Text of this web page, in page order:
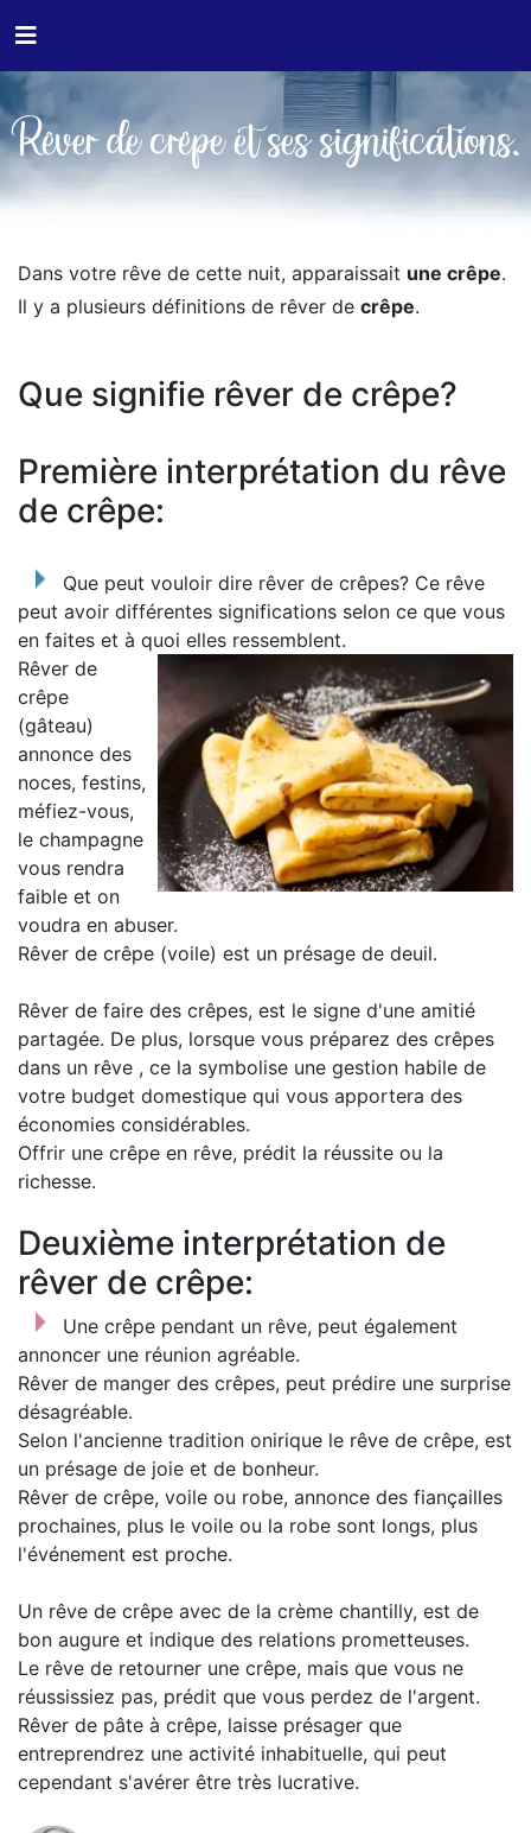
Rêver de crêpe et ses significations.
Dans votre rêve de cette nuit, apparaissait une crêpe.
Il y a plusieurs définitions de rêver de crêpe.
Que signifie rêver de crêpe?
Première interprétation du rêve
de crêpe:
Que peut vouloir dire rêver de crêpes? Ce rêve
peut avoir différentes significations selon ce que vous
en faites et à quoi elles ressemblent.
Rêver de
crêpe
(gâteau)
annonce des
noces, festins,
méfiez-vous,
le champagne
vous rendra
faible et on
voudra en abuser.
Rêver de crêpe (voile) est un présage de deuil.
Rêver de faire des crêpes, est le signe d'une amitié
partagée. De plus, lorsque vous préparez des crêpes
dans un rêve , ce la symbolise une gestion habile de
votre budget domestique qui vous apportera des
économies considérables.
Offrir une crêpe en rêve, prédit la réussite ou la
richesse.
Deuxième interprétation de
rêver de crêpe:
Une crêpe pendant un rêve, peut également
annoncer une réunion agréable.
Rêver de manger des crêpes, peut prédire une surprise
désagréable.
Selon l'ancienne tradition onirique le rêve de crêpe, est
un présage de joie et de bonheur.
Rêver de crêpe, voile ou robe, annonce des fiançailles
prochaines, plus le voile ou la robe sont longs, plus
l'événement est proche.
Un rêve de crêpe avec de la crème chantilly, est de
bon augure et indique des relations prometteuses.
Le rêve de retourner une crêpe, mais que vous ne
réussissiez pas, prédit que vous perdez de l'argent.
Rêver de pâte à crêpe, laisse présager que
entreprendrez une activité inhabituelle, qui peut
cependant s'avérer être très lucrative.